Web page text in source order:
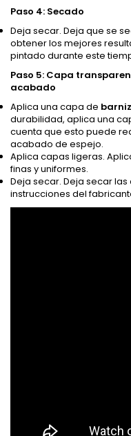
Paso 4: Secado
Deja secar. Deja que se
obtener los mejores
pintado durante este
Paso 5: Capa
acabado
Aplica una capa de
durabilidad, aplica una
cuenta que esto puede
acabado de espejo.
Aplica capas ligeras.
finas y uniformes.
Deja secar. Deja secar
instrucciones del